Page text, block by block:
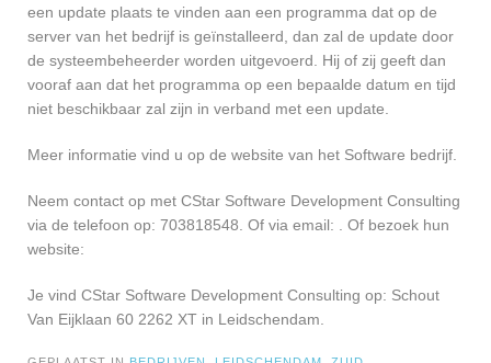
een update plaats te vinden aan een programma dat op de
server van het bedrijf is geïnstalleerd, dan zal de update door
de systeembeheerder worden uitgevoerd. Hij of zij geeft dan
vooraf aan dat het programma op een bepaalde datum en tijd
niet beschikbaar zal zijn in verband met een update.
Meer informatie vind u op de website van het Software bedrijf.
Neem contact op met CStar Software Development Consulting
via de telefoon op: 703818548. Of via email: . Of bezoek hun
website:
Je vind CStar Software Development Consulting op: Schout
Van Eijklaan 60 2262 XT in Leidschendam.